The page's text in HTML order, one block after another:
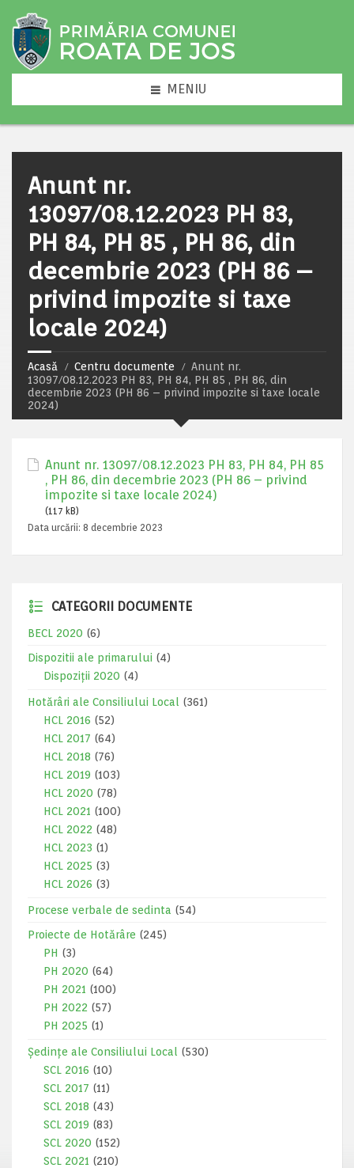
MENIU
Anunt nr.
13097/08.12.2023 PH 83,
PH 84, PH 85 , PH 86, din
decembrie 2023 (PH 86 –
privind impozite si taxe
locale 2024)
Acasă Centru documente
Anunt nr.
13097/08.12.2023 PH 83, PH 84, PH 85 , PH 86, din
decembrie 2023 (PH 86 – privind impozite si taxe locale
2024)
Anunt nr. 13097/08.12.2023 PH 83, PH 84, PH 85
, PH 86, din decembrie 2023 (PH 86 – privind
impozite si taxe locale 2024)
(117 kB)
Data urcării: 8 decembrie 2023
CATEGORII DOCUMENTE
BECL 2020 (6)
Dispozitii ale primarului (4)
Dispoziții 2020 (4)
Hotărâri ale Consiliului Local
(361)
HCL 2016 (52)
HCL 2017 (64)
HCL 2018 (76)
HCL 2019 (103)
HCL 2020 (78)
HCL 2021 (100)
HCL 2022 (48)
HCL 2023 (1)
HCL 2025 (3)
HCL 2026 (3)
Procese verbale de sedinta (54)
Proiecte de Hotărâre (245)
PH (3)
PH 2020 (64)
PH 2021 (100)
PH 2022 (57)
PH 2025 (1)
Ședințe ale Consiliului Local
(530)
SCL 2016 (10)
SCL 2017 (11)
SCL 2018 (43)
SCL 2019 (83)
SCL 2020 (152)
SCL 2021 (210)